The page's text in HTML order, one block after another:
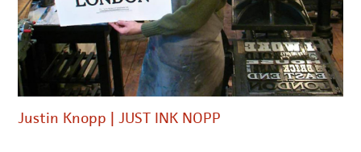
Justin Knopp | JUST INK NOPP